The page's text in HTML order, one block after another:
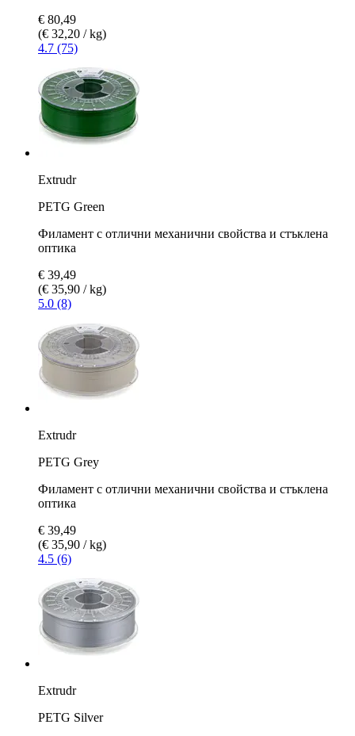
€ 80,49
(€ 32,20 / kg)
4.7 (75)
Extrudr
PETG Green
Филамент с отлични механични свойства и стъклена
оптика
€ 39,49
(€ 35,90 / kg)
5.0 (8)
Extrudr
PETG Grey
Филамент с отлични механични свойства и стъклена
оптика
€ 39,49
(€ 35,90 / kg)
4.5 (6)
Extrudr
PETG Silver